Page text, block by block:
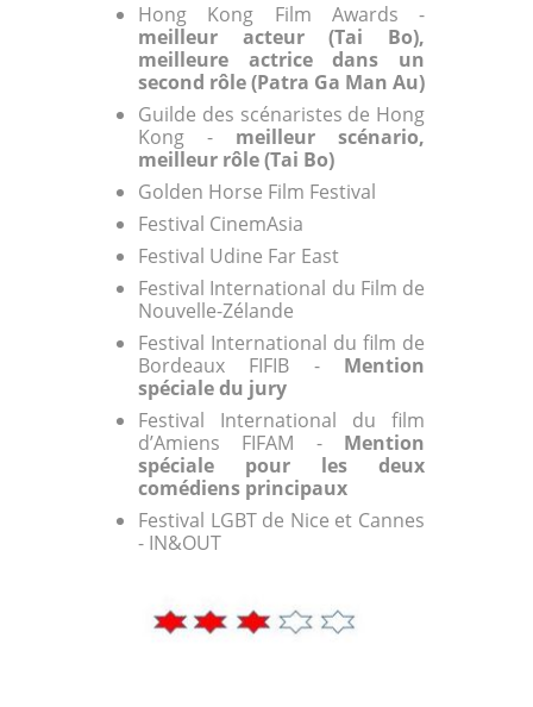
Hong Kong Film Awards -
meilleur acteur (Tai Bo),
meilleure actrice dans un
second rôle (Patra Ga Man Au)
Guilde des scénaristes de Hong
Kong - meilleur scénario,
meilleur rôle (Tai Bo)
Golden Horse Film Festival
Festival CinemAsia
Festival Udine Far East
Festival International du Film de
Nouvelle-Zélande
Festival International du film de
Bordeaux FIFIB - Mention
spéciale du jury
Festival International du film
d’Amiens FIFAM - Mention
spéciale pour les deux
comédiens principaux
Festival LGBT de Nice et Cannes
- IN&OUT